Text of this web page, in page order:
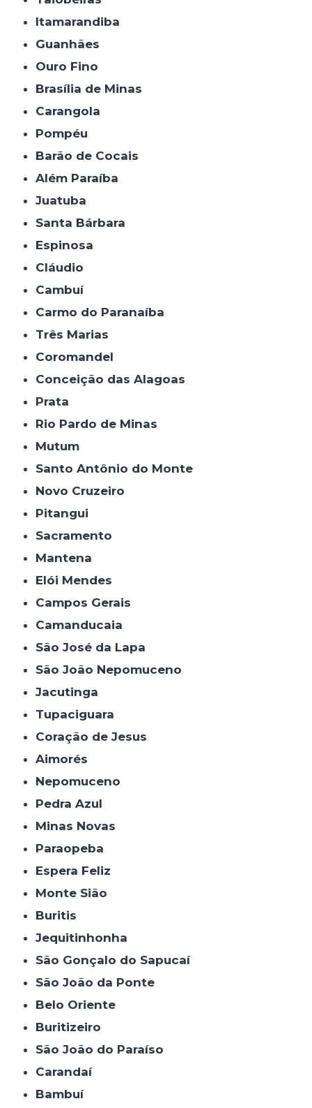
Itamarandiba
Guanhães
Ouro Fino
Brasília de Minas
Carangola
Pompéu
Barão de Cocais
Além Paraíba
Juatuba
Santa Bárbara
Espinosa
Cláudio
Cambuí
Carmo do Paranaíba
Três Marias
Coromandel
Conceição das Alagoas
Prata
Rio Pardo de Minas
Mutum
Santo Antônio do Monte
Novo Cruzeiro
Pitangui
Sacramento
Mantena
Elói Mendes
Campos Gerais
Camanducaia
São José da Lapa
São João Nepomuceno
Jacutinga
Tupaciguara
Coração de Jesus
Aimorés
Nepomuceno
Pedra Azul
Minas Novas
Paraopeba
Espera Feliz
Monte Sião
Buritis
Jequitinhonha
São Gonçalo do Sapucaí
São João da Ponte
Belo Oriente
Buritizeiro
São João do Paraíso
Carandaí
Bambuí